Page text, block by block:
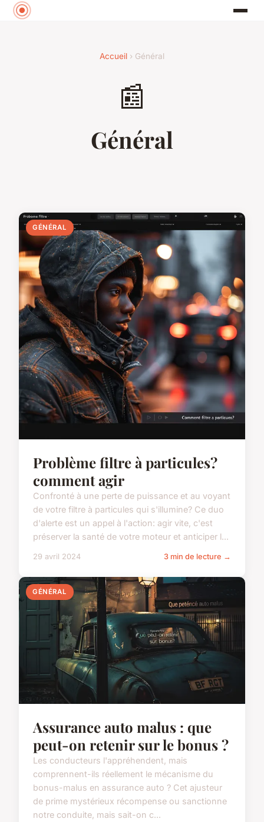
Accueil › Général
📰
Général
GÉNÉRAL
Problème filtre à particules?
comment agir
Confronté à une perte de puissance et au voyant
de votre filtre à particules qui s'illumine? Ce duo
d'alerte est un appel à l'action: agir vite, c'est
préserver la santé de votre moteur et anticiper l...
29 avril 2024 3 min de lecture →
GÉNÉRAL
Assurance auto malus : que
peut-on retenir sur le bonus ?
Les conducteurs l'appréhendent, mais
comprennent-ils réellement le mécanisme du
bonus-malus en assurance auto ? Cet ajusteur
de prime mystérieux récompense ou sanctionne
notre conduite, mais sait-on c...